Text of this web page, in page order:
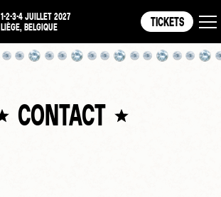
1-2-3-4 JUILLET 2027
LIÈGE, BELGIQUE
TICKETS
CONTACT